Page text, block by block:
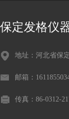
保定发格仪
地址：河北省保
邮箱：
传真：86-0312-